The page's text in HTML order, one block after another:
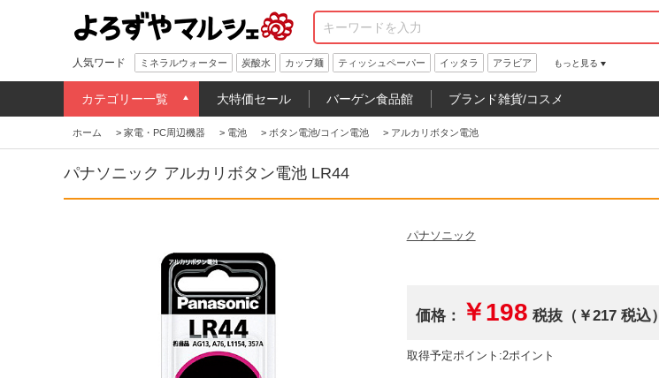
人気ワード ミネラルウォーター 炭酸水 カップ麺 ティッシュペーパー イッタラ アラビア もっと見る
カテゴリー一覧 大特価セール バーゲン食品館 ブランド雑貨/コスメ
ホーム > 家電・PC周辺機器 > 電池 > ボタン電池/コイン電池 > アルカリボタン電池
パナソニック アルカリボタン電池 LR44
パナソニック
価格： ￥198 税抜（￥217 税込）
取得予定ポイント:2ポイント